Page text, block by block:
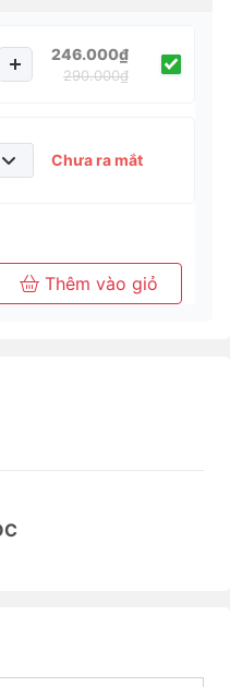
246.000₫
290.000₫
Chưa ra mắt
Thêm vào giỏ